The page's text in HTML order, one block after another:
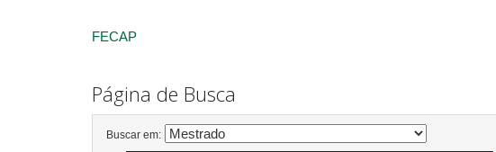
FECAP
Página de Busca
Buscar em: